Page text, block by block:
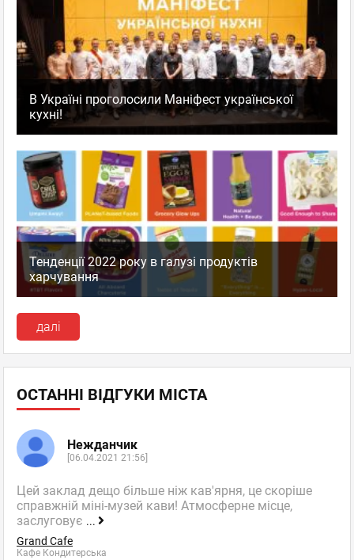
В Україні проголосили Маніфест української
кухні!
Тенденції 2022 року в галузі продуктів
харчування
далі
ОСТАННІ ВІДГУКИ МІСТА
Нежданчик
[06.04.2021 21:56]
Цей заклад дещо більше ніж кав'ярня, це скоріше
справжній міні-музей кави! Атмосферне місце,
заслуговує ...
Grand Cafe
Кафе Кондитерська